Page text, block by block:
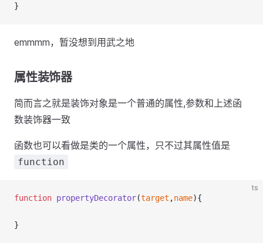
}
emmmm，暂没想到用武之地
属性装饰器
简而言之就是装饰对象是一个普通的属性,参数和上述函
数装饰器一致
函数也可以看做是类的一个属性，只不过其属性值是
function
ts
function propertyDecorator(target ,name){
}